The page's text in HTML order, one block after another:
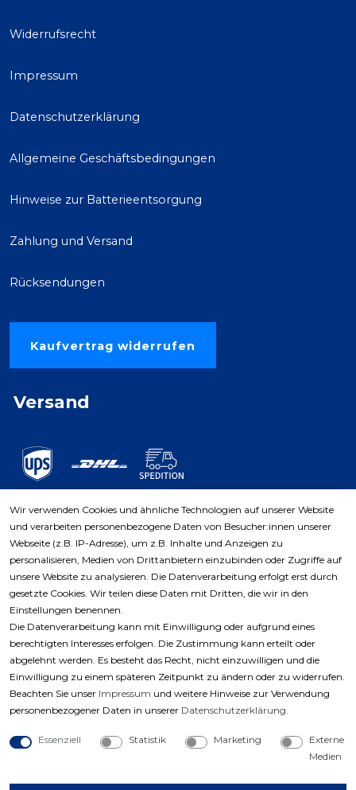
Widerrufsrecht
Impressum
Datenschutzerklärung
Allgemeine Geschäftsbedingungen
Hinweise zur Batterieentsorgung
Zahlung und Versand
Rücksendungen
Kaufvertrag widerrufen
Versand
Zahlungsarten
Wir verwenden Cookies und ähnliche Technologien auf unserer Website
und verarbeiten personenbezogene Daten von Besucher:innen unserer
Webseite (z.B. IP-Adresse), um z.B. Inhalte und Anzeigen zu
personalisieren, Medien von Drittanbietern einzubinden oder Zugriffe auf
unsere Website zu analysieren. Die Datenverarbeitung erfolgt erst durch
gesetzte Cookies. Wir teilen diese Daten mit Dritten, die wir in den
Einstellungen benennen.
Die Datenverarbeitung kann mit Einwilligung oder aufgrund eines
berechtigten Interesses erfolgen. Die Zustimmung kann erteilt oder
abgelehnt werden. Es besteht das Recht, nicht einzuwilligen und die
Einwilligung zu einem späteren Zeitpunkt zu ändern oder zu widerrufen.
Beachten Sie unser Impressum und weitere Hinweise zur Verwendung
personenbezogener Daten in unserer Daten­schutz­erklärung.
Essenziell Statistik Marketing
Externe
Medien